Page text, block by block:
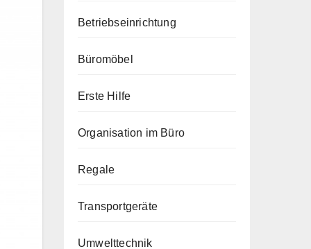
Betriebseinrichtung
Büromöbel
Erste Hilfe
Organisation im Büro
Regale
Transportgeräte
Umwelttechnik